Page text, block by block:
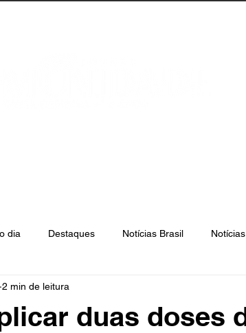
dia Destaques Notícias Brasil
duas doses
2 min de leitura